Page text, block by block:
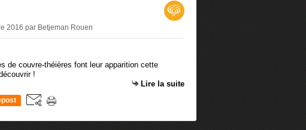
2016 par Betjeman Rouen
de couvre-théières font leur apparition cette
!
Lire la suite